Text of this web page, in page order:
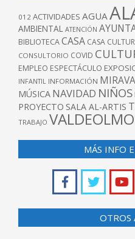
012 ACTIVIDADES AGUA
AMBIENTAL ATENCIÓN
BIBLIOTECACASA CASA
CONSULTORIO COVID
EMPLEO ESPECTÁCULO
INFANTIL INFORMACIÓN
MÚSICA NAVIDAD NIÑOS
PROYECTO SALA AL-ARTIS
TRABAJO
MÁS INFO
OTROS